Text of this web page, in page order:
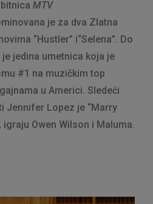
MTV
je za dva Zlatna
“Hustler” i“Selena”. Do
jedina umetnica koja je
#1 na muzičkim top
u Americi. Sledeći
Jennifer Lopez je “Marry
igraju Owen Wilson i Maluma.